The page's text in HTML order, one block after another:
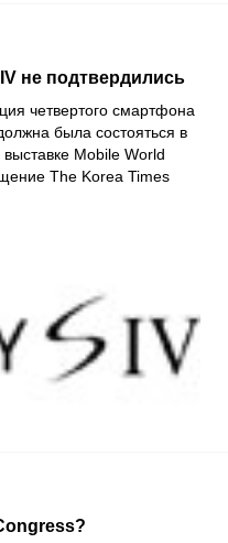
не подтвердились
четвертого смартфона
была состояться в
Mobile World
The Korea Times